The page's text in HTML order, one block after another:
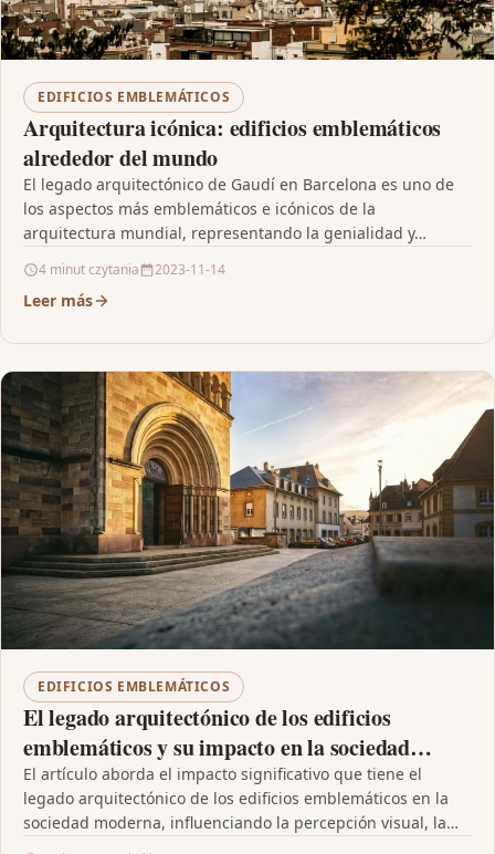
EDIFICIOS EMBLEMÁTICOS
Arquitectura icónica: edificios emblemáticos
alrededor del mundo
El legado arquitectónico de Gaudí en Barcelona es uno de
los aspectos más emblemáticos e icónicos de la
arquitectura mundial, representando la genialidad y…
4 minut czytania 2023-11-14
Leer más
EDIFICIOS EMBLEMÁTICOS
El legado arquitectónico de los edificios
emblemáticos y su impacto en la sociedad
moderna
El artículo aborda el impacto significativo que tiene el
legado arquitectónico de los edificios emblemáticos en la
sociedad moderna, influenciando la percepción visual, la…